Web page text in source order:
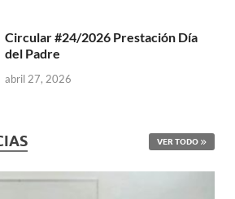
Circular #24/2026 Prestación Día
del Padre
abril 27, 2026
VER TODO